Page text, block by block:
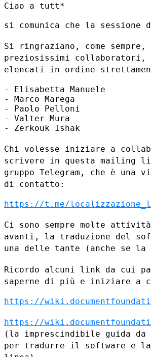
Ciao a tutt*
si comunica che la
Si ringraziano, come
preziosissimi collaboratori,
elencati in ordine
- Elisabetta Manuele
- Marco Marega
- Paolo Pelloni
- Valter Mura
- Zerkouk Ishak
Chi volesse iniziare a
scrivere in questa mailing
gruppo Telegram, che è una
di contatto:
https://t.me/
Ci sono sempre molte
avanti, la traduzione del
una delle tante (anche se
Ricordo alcuni link da cui
saperne di più e iniziare a
https://
https://
(la imprescindibile guida
per tradurre il software e la